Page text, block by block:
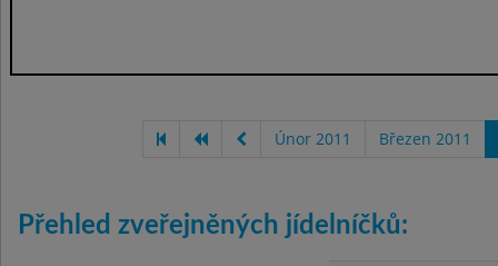
Únor 2011 Březen 2011
Přehled zveřejněných jídelníčků: